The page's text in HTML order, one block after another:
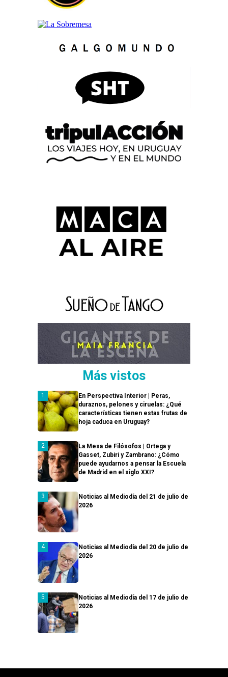
Más vistos
En Perspectiva Interior | Peras,
duraznos, pelones y ciruelas: ¿Qué
características tienen estas frutas de
hoja caduca en Uruguay?
La Mesa de Filósofos | Ortega y
Gasset, Zubiri y Zambrano: ¿Cómo
puede ayudarnos a pensar la Escuela
de Madrid en el siglo XXI?
Noticias al Mediodía del 21 de julio de
2026
Noticias al Mediodía del 20 de julio de
2026
Noticias al Mediodía del 17 de julio de
2026